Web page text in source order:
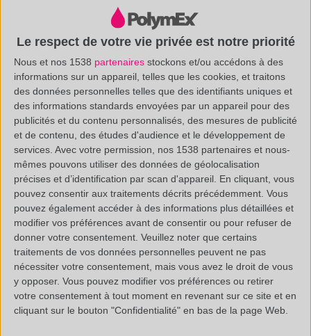
Le respect de votre vie privée est notre priorité
Nous et nos 1538 partenaires stockons et/ou accédons à des
informations sur un appareil, telles que les cookies, et traitons
des données personnelles telles que des identifiants uniques et
des informations standards envoyées par un appareil pour des
publicités et du contenu personnalisés, des mesures de publicité
et de contenu, des études d'audience et le développement de
services. Avec votre permission, nos 1538 partenaires et nous-
mêmes pouvons utiliser des données de géolocalisation
précises et d’identification par scan d'appareil. En cliquant, vous
pouvez consentir aux traitements décrits précédemment. Vous
pouvez également accéder à des informations plus détaillées et
modifier vos préférences avant de consentir ou pour refuser de
donner votre consentement. Veuillez noter que certains
traitements de vos données personnelles peuvent ne pas
nécessiter votre consentement, mais vous avez le droit de vous
y opposer. Vous pouvez modifier vos préférences ou retirer
votre consentement à tout moment en revenant sur ce site et en
cliquant sur le bouton "Confidentialité" en bas de la page Web.
PARFUMS : NOCIFS POUR LA SANTÉ
ALERTE : PERTUBATEURS ENDOCRINIENS
/
(33 0)4 88 29 31 69
CONTACT@POLYMEX.FR